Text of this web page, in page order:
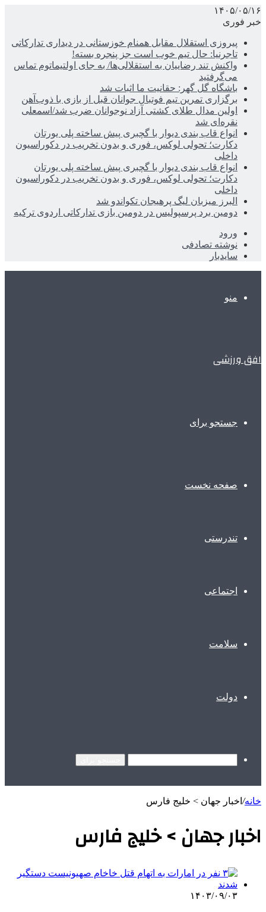
۱۴۰۵/۰۵/۱۶
خبر فوری
پیروزی استقلال مقابل همنام خوزستانی در دیداری تدارکاتی
تاجرنیا: حال تیم خوب است جز پنجره بسته!
واکنش تند رضاییان به استقلالی‌ها/ به جای اولتیماتوم تماس
می‌گرفتید
باشگاه گل گهر: حقانیت ما اثبات شد
برگزاری تمرین تیم فوتبال جوانان قبل از بازی با ذوب‌آهن
اولین مدال طلای کشتی آزاد نوجوانان ضرب شد/اسمعلی
نقره‌ای شد
انواع قاب بندی دیوار با گچبری پیش ساخته پلی یورتان
دکارت؛ تحولی لوکس، فوری و بدون تخریب در دکوراسیون
داخلی
انواع قاب بندی دیوار با گچبری پیش ساخته پلی یورتان
دکارت؛ تحولی لوکس، فوری و بدون تخریب در دکوراسیون
داخلی
البرز میزبان لیگ پرهیجان تکواندو شد
دومین برد پرسپولیس در دومین بازی تدارکاتی اردوی ترکیه
ورود
نوشته تصادفی
سایدبار
منو
افق ورزشی
جستجو برای
صفحه نخست
تندرستی
اجتماعی
سلامت
دولت
خانه/ اخبار جهان > خلیج‌ فارس
اخبار جهان > خلیج‌ فارس
۱۴۰۳/۰۹/۰۳